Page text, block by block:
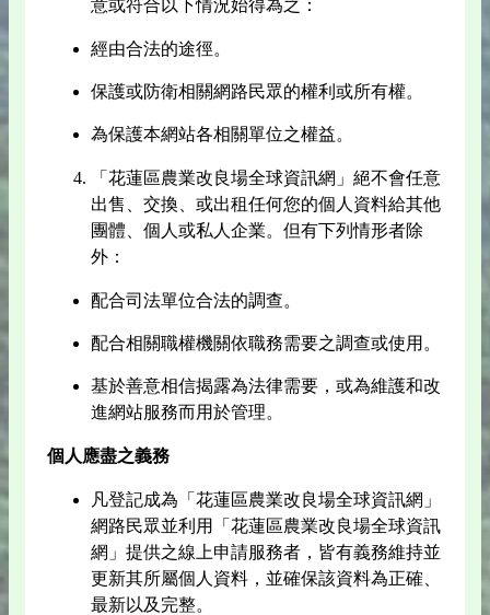
意或符合以下情況始得為之：
經由合法的途徑。
保護或防衛相關網路民眾的權利或所有權。
為保護本網站各相關單位之權益。
「花蓮區農業改良場全球資訊網」絕不會任意
出售、交換、或出租任何您的個人資料給其他
團體、個人或私人企業。但有下列情形者除
外：
配合司法單位合法的調查。
配合相關職權機關依職務需要之調查或使用。
基於善意相信揭露為法律需要，或為維護和改
進網站服務而用於管理。
個人應盡之義務
凡登記成為「花蓮區農業改良場全球資訊網」
網路民眾並利用「花蓮區農業改良場全球資訊
網」提供之線上申請服務者，皆有義務維持並
更新其所屬個人資料，並確保該資料為正確、
最新以及完整。